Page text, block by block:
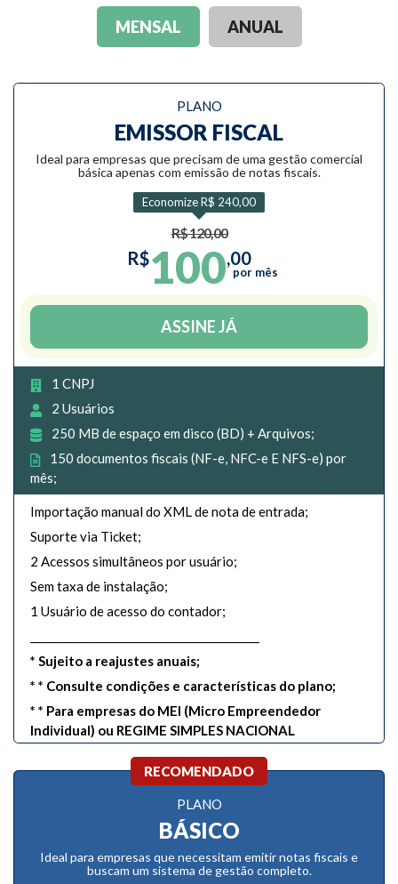
MENSAL ANUAL
PLANO
EMISSOR FISCAL
Ideal para empresas que precisam de uma gestão comercial
básica apenas com emissão de notas fiscais.
Economize R$ 240,00
R$ 120,00
R$100,00
por mês
ASSINE JÁ
1 CNPJ
2 Usuários
250 MB de espaço em disco (BD) + Arquivos;
150 documentos fiscais (NF-e, NFC-e E NFS-e) por
mês;
Importação manual do XML de nota de entrada;
Suporte via Ticket;
2 Acessos simultâneos por usuário;
Sem taxa de instalação;
1 Usuário de acesso do contador;
* Sujeito a reajustes anuais;
* * Consulte condições e características do plano;
* * Para empresas do MEI (Micro Empreendedor
Individual) ou REGIME SIMPLES NACIONAL
RECOMENDADO
PLANO
BÁSICO
Ideal para empresas que necessitam emitir notas fiscais e
buscam um sistema de gestão completo.